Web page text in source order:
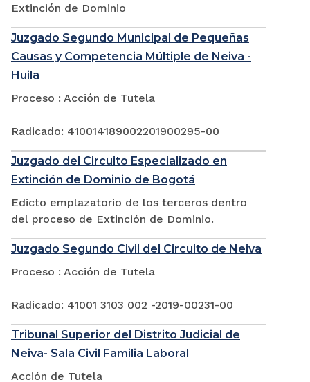
Extinción de Dominio
Juzgado Segundo Municipal de Pequeñas
Causas y Competencia Múltiple de Neiva -
Huila
Proceso : Acción de Tutela
Radicado: 410014189002201900295-00
Juzgado del Circuito Especializado en
Extinción de Dominio de Bogotá
Edicto emplazatorio de los terceros dentro
del proceso de Extinción de Dominio.
Juzgado Segundo Civil del Circuito de Neiva
Proceso : Acción de Tutela
Radicado: 41001 3103 002 -2019-00231-00
Tribunal Superior del Distrito Judicial de
Neiva- Sala Civil Familia Laboral
Acción de Tutela